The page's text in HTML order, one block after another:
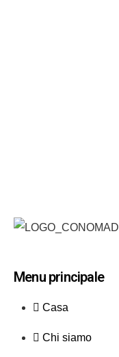
Menu principale
Casa
Chi siamo